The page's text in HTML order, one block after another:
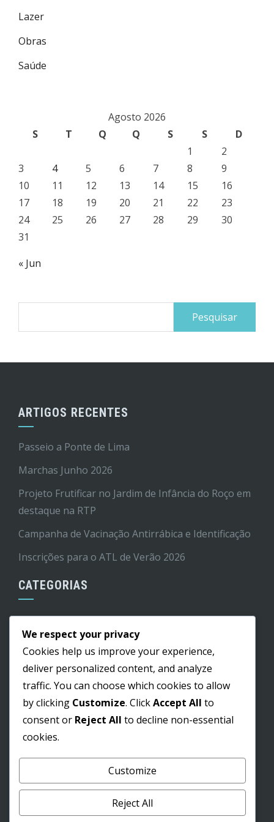
Lazer
Obras
Saúde
Agosto 2026
S
T Q Q S S
D
1
2
3
4 5 6 7 8
9
10
11 12 13 14 15
16
17
18 19 20 21 22
23
24
25 26 27 28 29
30
31
« Jun
por:
ARTIGOS RECENTES
Passeio a Ponte de Lima
Marchas Junho 2026
Projeto Frutificar no Jardim de Infância do Roço em
destaque na RTP
Campanha de Vacinação Antirrábica e Identificação
Inscrições para o ATL de Verão 2026
CATEGORIAS
Cultura
Educação
Informação
Lazer
Obras
Saúde
Pesquisar
We respect your privacy
Cookies help us improve your experience,
deliver personalized content, and analyze
traffic. You can choose which cookies to allow
by clicking Customize. ClickAccept All to
consent or Reject All to decline non-essential
cookies.
Customize
Reject All